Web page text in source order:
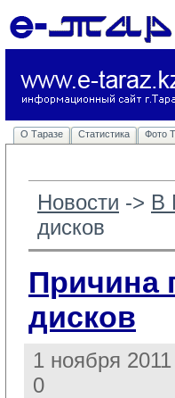
О Таразе Статистика Фото
Новости -> В
дисков
Причина
дисков
1 ноября 2011
0